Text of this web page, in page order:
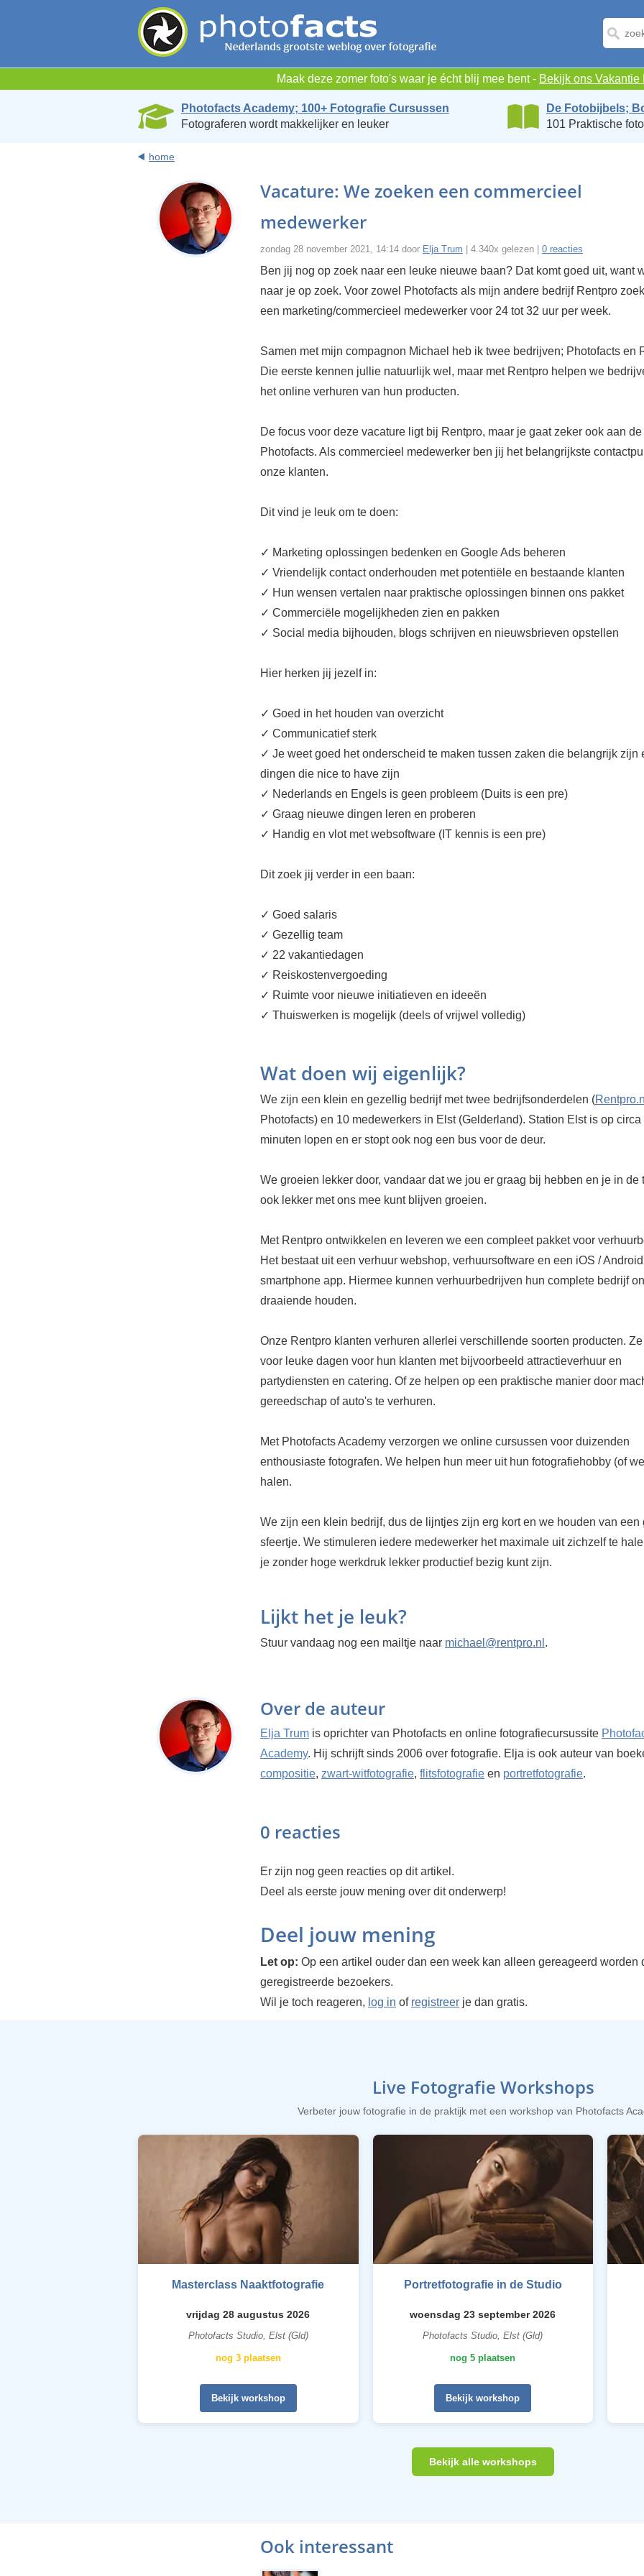
Maak deze zomer foto's waar je écht blij mee bent - Bekijk ons Vakantie
Photofacts Academy; 100+ Fotografie Cursussen
Fotograferen wordt makkelijker en leuker
De Fotobijbels;
101 Praktische
home
Vacature: We zoeken een commercieel
medewerker
zondag 28 november 2021, 14:14 door Elja Trum | 4.340x gelezen | 0 reacties
Ben jij nog op zoek naar een leuke nieuwe baan? Dat komt goed uit, want
naar je op zoek. Voor zowel Photofacts als mijn andere bedrijf Rentpro
een marketing/commercieel medewerker voor 24 tot 32 uur per week.
Samen met mijn compagnon Michael heb ik twee bedrijven; Photofacts en
Die eerste kennen jullie natuurlijk wel, maar met Rentpro helpen we
het online verhuren van hun producten.
De focus voor deze vacature ligt bij Rentpro, maar je gaat zeker ook aan
Photofacts. Als commercieel medewerker ben jij het belangrijkste
onze klanten.
Dit vind je leuk om te doen:
✓ Marketing oplossingen bedenken en Google Ads beheren
✓ Vriendelijk contact onderhouden met potentiële en bestaande klanten
✓ Hun wensen vertalen naar praktische oplossingen binnen ons pakket
✓ Commerciële mogelijkheden zien en pakken
✓ Social media bijhouden, blogs schrijven en nieuwsbrieven opstellen
Hier herken jij jezelf in:
✓ Goed in het houden van overzicht
✓ Communicatief sterk
✓ Je weet goed het onderscheid te maken tussen zaken die belangrijk zijn
dingen die nice to have zijn
✓ Nederlands en Engels is geen probleem (Duits is een pre)
✓ Graag nieuwe dingen leren en proberen
✓ Handig en vlot met websoftware (IT kennis is een pre)
Dit zoek jij verder in een baan:
✓ Goed salaris
✓ Gezellig team
✓ 22 vakantiedagen
✓ Reiskostenvergoeding
✓ Ruimte voor nieuwe initiatieven en ideeën
✓ Thuiswerken is mogelijk (deels of vrijwel volledig)
Wat doen wij eigenlijk?
We zijn een klein en gezellig bedrijf met twee bedrijfsonderdelen (
Photofacts) en 10 medewerkers in Elst (Gelderland). Station Elst is op circa
minuten lopen en er stopt ook nog een bus voor de deur.
We groeien lekker door, vandaar dat we jou er graag bij hebben en je in de
ook lekker met ons mee kunt blijven groeien.
Met Rentpro ontwikkelen en leveren we een compleet pakket voor
Het bestaat uit een verhuur webshop, verhuursoftware en een iOS / Android
smartphone app. Hiermee kunnen verhuurbedrijven hun complete bedrijf
draaiende houden.
Onze Rentpro klanten verhuren allerlei verschillende soorten producten.
voor leuke dagen voor hun klanten met bijvoorbeeld attractieverhuur en
partydiensten en catering. Of ze helpen op een praktische manier door
gereedschap of auto's te verhuren.
Met Photofacts Academy verzorgen we online cursussen voor duizenden
enthousiaste fotografen. We helpen hun meer uit hun fotografiehobby (of
halen.
We zijn een klein bedrijf, dus de lijntjes zijn erg kort en we houden van een
sfeertje. We stimuleren iedere medewerker het maximale uit zichzelf te
je zonder hoge werkdruk lekker productief bezig kunt zijn.
Lijkt het je leuk?
Stuur vandaag nog een mailtje naar michael@rentpro.nl .
Over de auteur
Elja Trum is oprichter van Photofacts en online fotografiecursussite
Academy. Hij schrijft sinds 2006 over fotografie. Elja is ook auteur van
compositie, zwart-witfotografie, flitsfotografie en portretfotografie.
0 reacties
Er zijn nog geen reacties op dit artikel.
Deel als eerste jouw mening over dit onderwerp!
Deel jouw mening
Let op: Op een artikel ouder dan een week kan alleen gereageerd worden
geregistreerde bezoekers.
Wil je toch reageren, log in of registreer je dan gratis.
Live Fotografie Workshops
Verbeter jouw fotografie in de praktijk met een workshop van Photofacts
Masterclass Naaktfotografie
vrijdag 28 augustus 2026
Photofacts Studio, Elst (Gld)
nog 3 plaatsen
Bekijk workshop
Portretfotografie in de Studio
woensdag 23 september 2026
Photofacts Studio, Elst (Gld)
nog 5 plaatsen
Bekijk workshop
Bekijk alle workshops
Ook interessant